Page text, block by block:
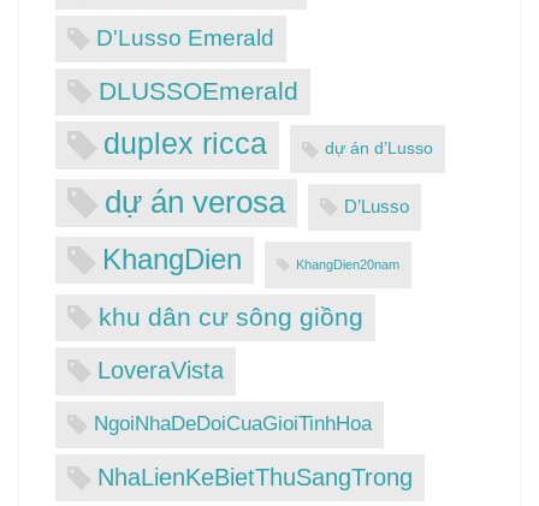
D'Lusso Emerald
DLUSSOEmerald
duplex ricca dự án d’Lusso
dự án verosa D’Lusso
KhangDien KhangDien20nam
khu dân cư sông giồng
LoveraVista
NgoiNhaDeDoiCuaGioiTinhHoa
NhaLienKeBietThuSangTrong